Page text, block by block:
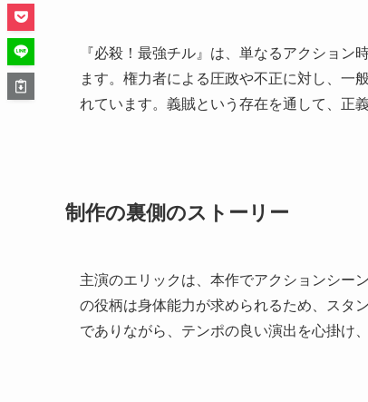
『必殺！最強チル』は、単なるアクショ
ます。権力者による圧政や不正に対し、一
れています。義賊という存在を通して、正
制作の裏側のストーリー
主演のエリックは、本作でアクションシー
の役柄は身体能力が求められるため、スタ
でありながら、テンポの良い演出を心掛け